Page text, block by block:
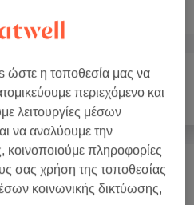
Μαλλιά
(25) από € 5
ώστε η τοποθεσία μας να
περιεχόμενο και
λειτουργίες μέσων
να αναλύουμε την
κοινοποιούμε πληροφορίες
σας χρήση της τοποθεσίας
κοινωνικής δικτύωσης,